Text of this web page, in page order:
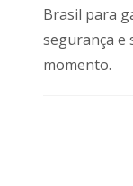
Brasil para
segurança e
momento.